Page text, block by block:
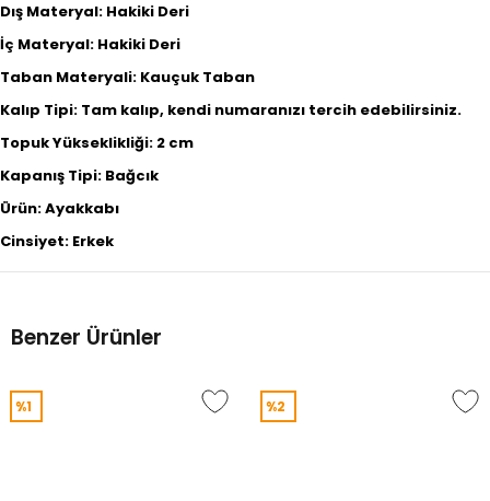
Dış Materyal: Hakiki Deri
İç Materyal: Hakiki Deri
Taban Materyali: Kauçuk Taban
Kalıp Tipi: Tam kalıp, kendi numaranızı tercih edebilirsiniz.
Topuk Yükseklikliği: 2 cm
Kapanış Tipi: Bağcık
Ürün: Ayakkabı
Cinsiyet: Erkek
Benzer Ürünler
%1 %2